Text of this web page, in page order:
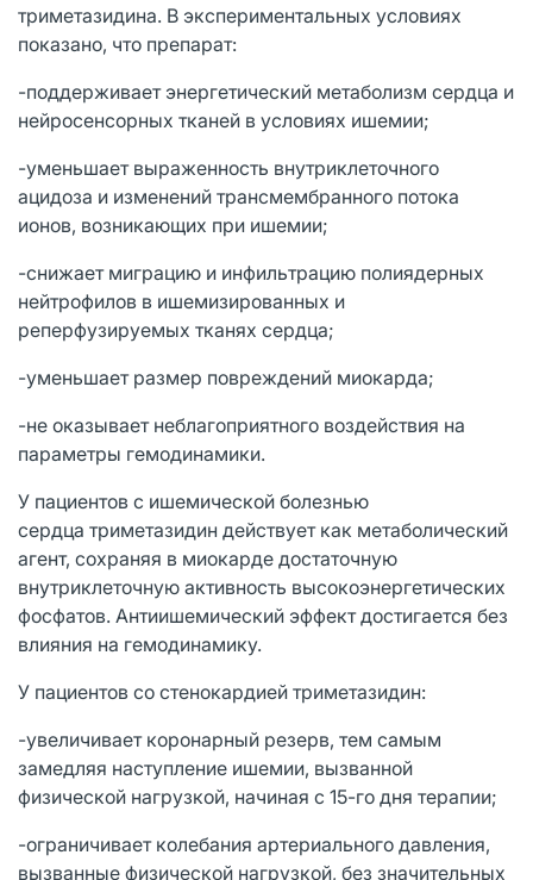
триметазидина. В экспериментальных условиях
показано, что препарат:
-поддерживает энергетический метаболизм сердца и
нейросенсорных тканей в условиях ишемии;
-уменьшает выраженность внутриклеточного
ацидоза и изменений трансмембранного потока
ионов, возникающих при ишемии;
-снижает миграцию и инфильтрацию полиядерных
нейтрофилов в ишемизированных и
реперфузируемых тканях сердца;
-уменьшает размер повреждений миокарда;
-не оказывает неблагоприятного воздействия на
параметры гемодинамики.
У пациентов с ишемической болезнью
сердца триметазидин действует как метаболический
агент, сохраняя в миокарде достаточную
внутриклеточную активность высокоэнергетических
фосфатов. Антиишемический эффект достигается без
влияния на гемодинамику.
У пациентов со стенокардией триметазидин:
-увеличивает коронарный резерв, тем самым
замедляя наступление ишемии, вызванной
физической нагрузкой, начиная с 15-го дня терапии;
-ограничивает колебания артериального давления,
вызванные физической нагрузкой, без значительных